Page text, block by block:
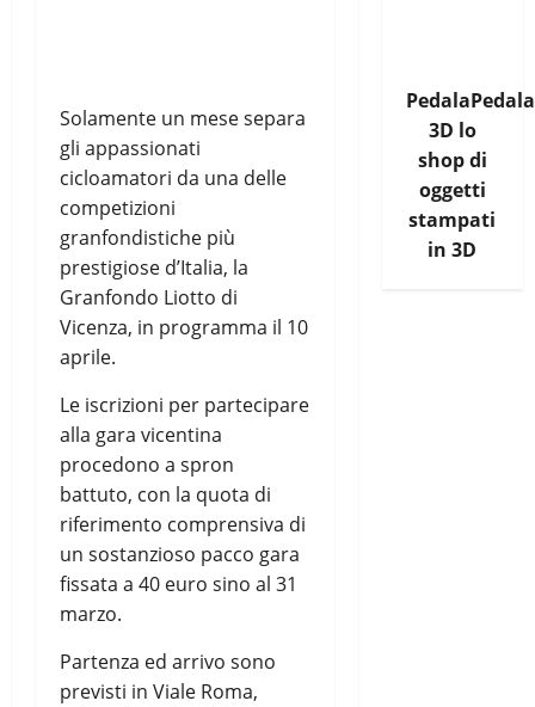
Solamente un mese separa
gli appassionati
cicloamatori da una delle
competizioni
granfondistiche più
prestigiose d’Italia, la
Granfondo Liotto di
Vicenza, in programma il 10
aprile.
Le iscrizioni per partecipare
alla gara vicentina
procedono a spron
battuto, con la quota di
riferimento comprensiva di
un sostanzioso pacco gara
fissata a 40 euro sino al 31
marzo.
Partenza ed arrivo sono
previsti in Viale Roma,
PedalaPedala
3D lo
shop di
oggetti
stampati
in 3D